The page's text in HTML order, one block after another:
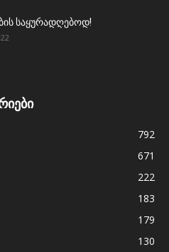
საყურადღებოდ!
792
671
222
183
179
130